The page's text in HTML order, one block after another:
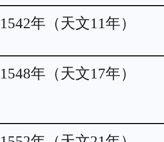
1542年（天文11年）
1548年（天文17年）